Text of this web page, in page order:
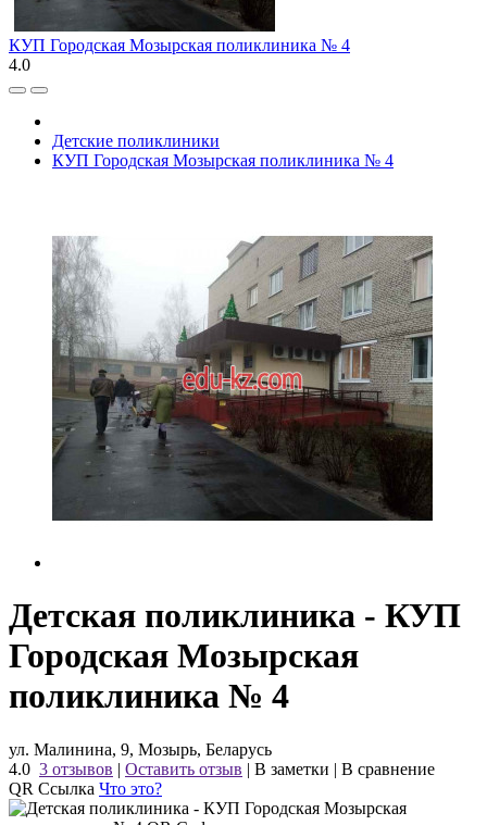
КУП Городская Мозырская поликлиника № 4
4.0
Детские поликлиники
КУП Городская Мозырская поликлиника № 4
Детская поликлиника - КУП
Городская Мозырская
поликлиника № 4
ул. Малинина, 9, Мозырь, Беларусь
4.0 3 отзывов | Оставить отзыв | В заметки | В сравнение
QR Ссылка Что это?